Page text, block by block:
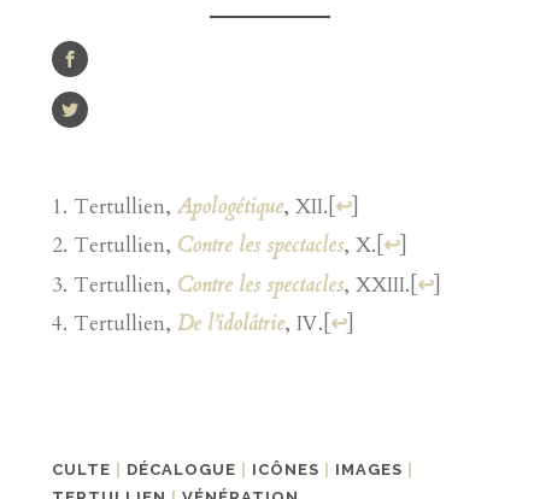
Tertullien, Apologétique, XII. ↩]
Tertullien, Contre les spectacles, X. ↩]
Tertullien, Contre les spectacles, XXIII. ↩]
Tertullien, De l’idolâtrie, IV. ↩]
CULTE DÉCALOGUE ICÔNES IMAGES